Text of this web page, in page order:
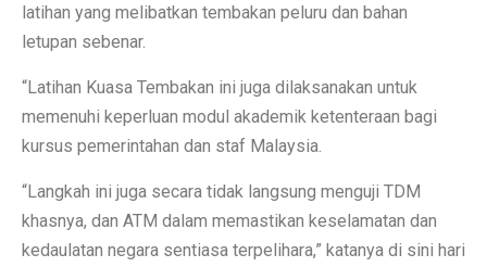
latihan yang melibatkan tembakan peluru dan bahan
letupan sebenar.
“Latihan Kuasa Tembakan ini juga dilaksanakan untuk
memenuhi keperluan modul akademik ketenteraan bagi
kursus pemerintahan dan staf Malaysia.
“Langkah ini juga secara tidak langsung menguji TDM
khasnya, dan ATM dalam memastikan keselamatan dan
kedaulatan negara sentiasa terpelihara,” katanya di sini hari